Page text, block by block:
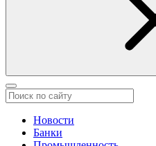
Новости
Банки